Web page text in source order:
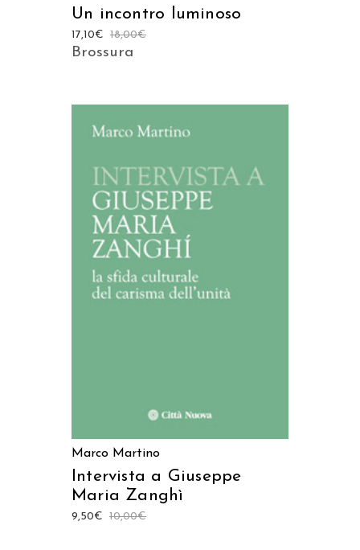
Un incontro luminoso
18,00€
17,10€
Brossura
AGGIUNGI AL CARRELLO
Marco Martino
Intervista a Giuseppe
Maria Zanghì
10,00€
9,50€